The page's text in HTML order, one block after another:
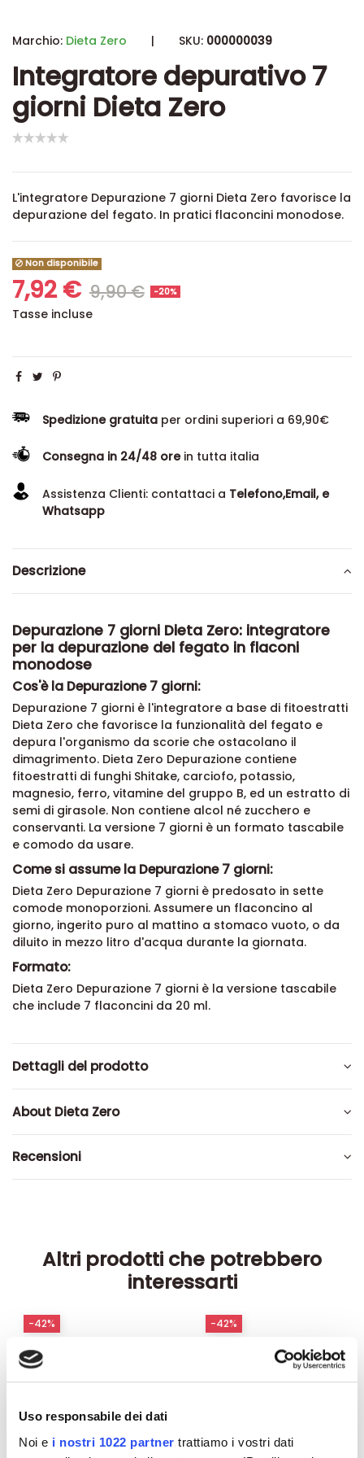
Uso responsabile dei dati
Noi e i nostri 1022 partner trattiamo i vostri dati
Marchio: Dieta Zero | SKU: 000000039
Integratore depurativo 7
giorni Dieta Zero
L'integratore Depurazione 7 giorni Dieta Zero favorisce la
depurazione del fegato. In pratici flaconcini monodose.
Non disponibile
7,92 € 9,90 € -20%
Tasse incluse
Spedizione gratuita per ordini superiori a 69,90€
Consegna in 24/48 orein tutta italia
Assistenza Clienti: contattaci a Telefono,Email, e
Whatsapp
Descrizione
Depurazione 7 giorni Dieta Zero: integratore
per la depurazione del fegato in flaconi
monodose
Cos'è la Depurazione 7 giorni:
Depurazione 7 giorni è l'integratore a base di fitoestratti
Dieta Zero che favorisce la funzionalità del fegato e
depura l'organismo da scorie che ostacolano il
dimagrimento. Dieta Zero Depurazione contiene
fitoestratti di funghi Shitake, carciofo, potassio,
magnesio, ferro, vitamine del gruppo B, ed un estratto di
semi di girasole. Non contiene alcol né zucchero e
conservanti. La versione 7 giorni è un formato tascabile
e comodo da usare.
Come si assume la Depurazione 7 giorni:
Dieta Zero Depurazione 7 giorni è predosato in sette
comode monoporzioni. Assumere un flaconcino al
giorno, ingerito puro al mattino a stomaco vuoto, o da
diluito in mezzo litro d'acqua durante la giornata.
Formato:
Dieta Zero Depurazione 7 giorni è la versione tascabile
che include 7 flaconcini da 20 ml.
Dettagli del prodotto
About Dieta Zero
Recensioni
Altri prodotti che potrebbero
interessarti
-42% -42%